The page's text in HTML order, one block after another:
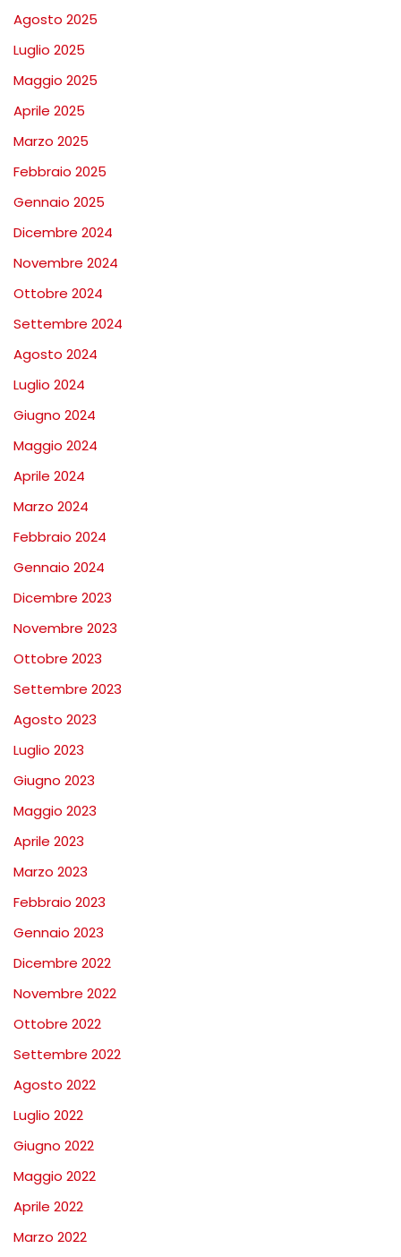
Agosto 2025
Luglio 2025
Maggio 2025
Aprile 2025
Marzo 2025
Febbraio 2025
Gennaio 2025
Dicembre 2024
Novembre 2024
Ottobre 2024
Settembre 2024
Agosto 2024
Luglio 2024
Giugno 2024
Maggio 2024
Aprile 2024
Marzo 2024
Febbraio 2024
Gennaio 2024
Dicembre 2023
Novembre 2023
Ottobre 2023
Settembre 2023
Agosto 2023
Luglio 2023
Giugno 2023
Maggio 2023
Aprile 2023
Marzo 2023
Febbraio 2023
Gennaio 2023
Dicembre 2022
Novembre 2022
Ottobre 2022
Settembre 2022
Agosto 2022
Luglio 2022
Giugno 2022
Maggio 2022
Aprile 2022
Marzo 2022